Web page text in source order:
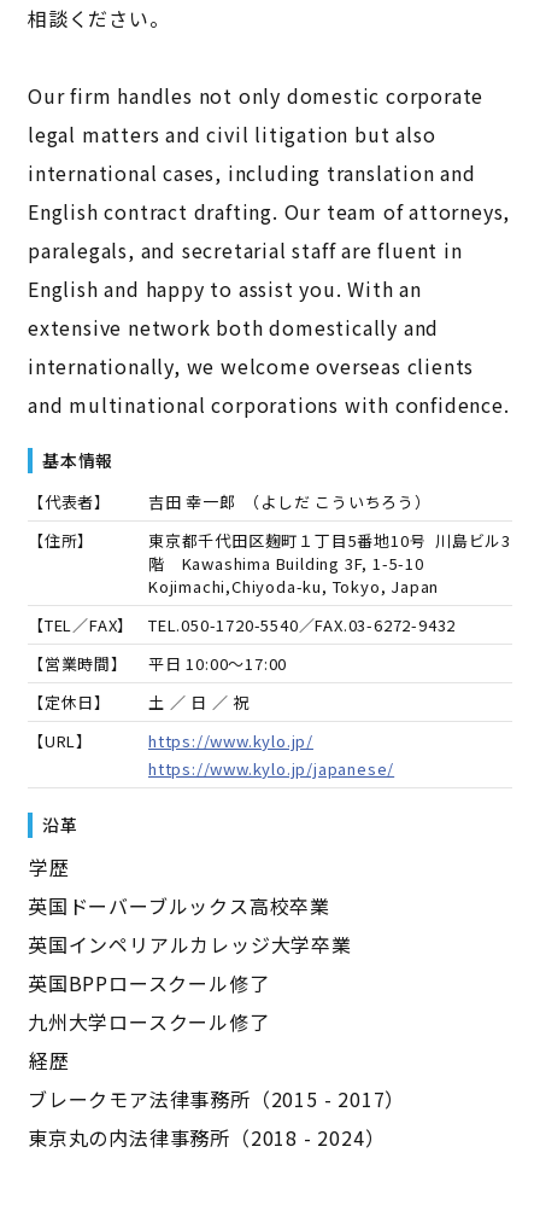
相談ください。
Our firm handles not only domestic corporate
legal matters and civil litigation but also
international cases, including translation and
English contract drafting. Our team of attorneys,
paralegals, and secretarial staff are fluent in
English and happy to assist you. With an
extensive network both domestically and
internationally, we welcome overseas clients
and multinational corporations with confidence.
基本情報
【代表者】 吉田 幸一郎 （よしだ こういちろう）
【住所】
東京都千代田区麹町１丁目5番地10号 川島ビル3
階 Kawashima Building 3F, 1-5-10
Kojimachi,Chiyoda-ku, Tokyo, Japan
【TEL／FAX】
TEL.050-1720-5540／FAX.03-6272-9432
【営業時間】
平日 10:00～17:00
【定休日】
土 ／ 日 ／ 祝
【URL】
https://www.kylo.jp/
https://www.kylo.jp/japanese/
沿革
​――学歴――
英国ドーバーブルックス高校卒業
英国インペリアルカレッジ大学卒業
英国BPPロースクール修了
九州大学ロースクール修了
――経歴――
ブレークモア法律事務所（2015 - 2017）
東京丸の内法律事務所（2018 - 2024）